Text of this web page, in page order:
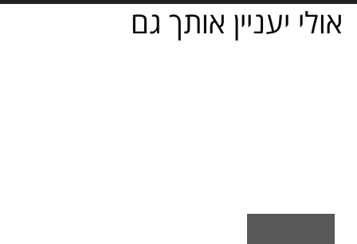
אולי יעניין אותך גם